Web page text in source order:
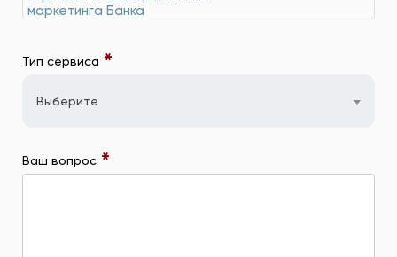
маркетинга Банка
Тип сервиса *
Выберите
Ваш вопрос *